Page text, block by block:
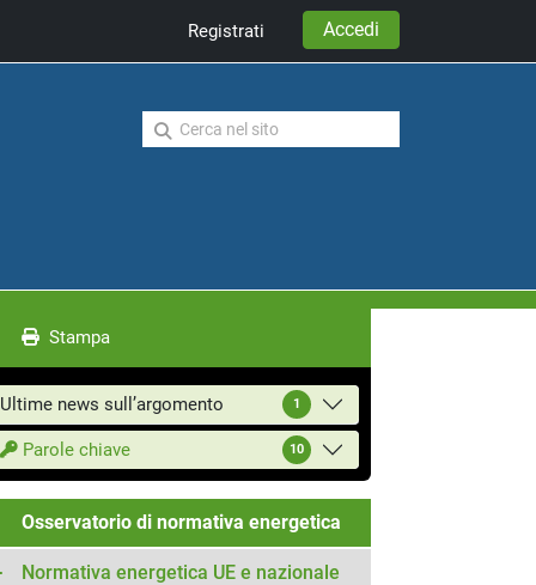
Registrati Accedi
Stampa
Ultime news sull’argomento 1
Parole chiave 10
Osservatorio di normativa energetica
Normativa energetica UE e nazionale